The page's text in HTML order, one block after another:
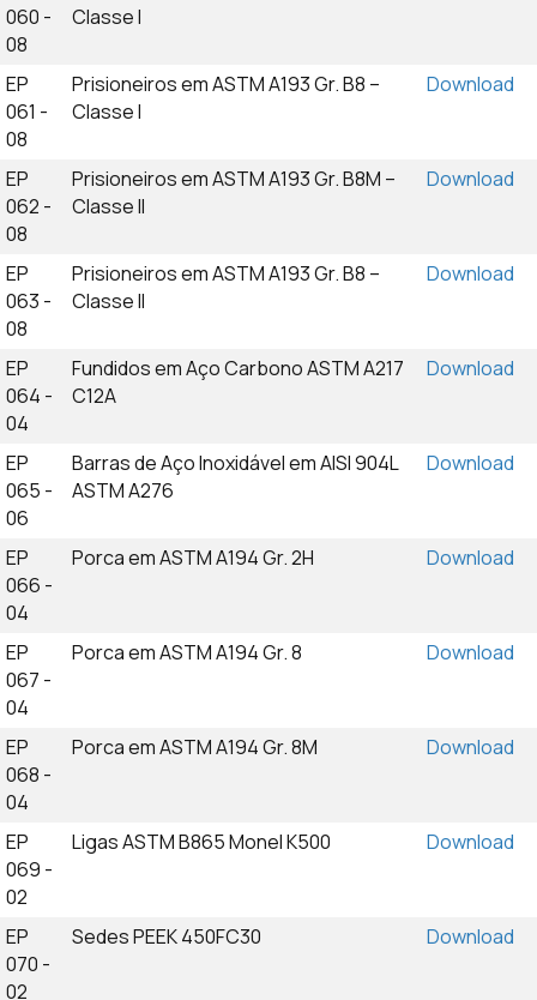
060 -
08
Classe I
EP
061 -
08
Prisioneiros em ASTM A193 Gr. B8 –
Classe I
Download
EP
062 -
08
Prisioneiros em ASTM A193 Gr. B8M –
Classe II
Download
EP
063 -
08
Prisioneiros em ASTM A193 Gr. B8 –
Classe II
Download
EP
064 -
04
Fundidos em Aço Carbono ASTM A217
C12A
Download
EP
065 -
06
Barras de Aço Inoxidável em AISI 904L
ASTM A276
Download
EP
066 -
04
Porca em ASTM A194 Gr. 2H Download
EP
067 -
04
Porca em ASTM A194 Gr. 8 Download
EP
068 -
04
Porca em ASTM A194 Gr. 8M Download
EP
069 -
02
Ligas ASTM B865 Monel K500 Download
EP
070 -
02
Sedes PEEK 450FC30 Download